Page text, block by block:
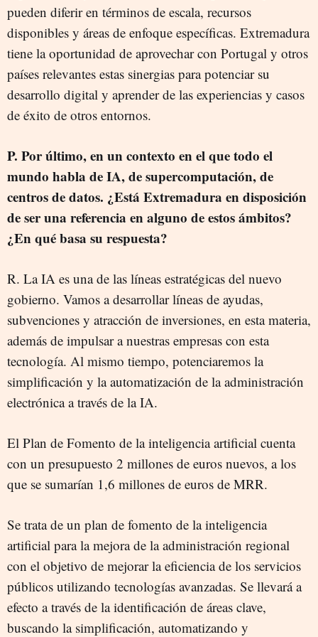
pueden diferir en términos de escala, recursos
disponibles y áreas de enfoque específicas. Extremadura
tiene la oportunidad de aprovechar con Portugal y otros
países relevantes estas sinergias para potenciar su
desarrollo digital y aprender de las experiencias y casos
de éxito de otros entornos.
P. Por último, en un contexto en el que todo el
mundo habla de IA, de supercomputación, de
centros de datos. ¿Está Extremadura en disposición
de ser una referencia en alguno de estos ámbitos?
¿En qué basa su respuesta?
R. La IA es una de las líneas estratégicas del nuevo
gobierno. Vamos a desarrollar líneas de ayudas,
subvenciones y atracción de inversiones, en esta materia,
además de impulsar a nuestras empresas con esta
tecnología. Al mismo tiempo, potenciaremos la
simplificación y la automatización de la administración
electrónica a través de la IA.
El Plan de Fomento de la inteligencia artificial cuenta
con un presupuesto 2 millones de euros nuevos, a los
que se sumarían 1,6 millones de euros de MRR.
Se trata de un plan de fomento de la inteligencia
artificial para la mejora de la administración regional
con el objetivo de mejorar la eficiencia de los servicios
públicos utilizando tecnologías avanzadas. Se llevará a
efecto a través de la identificación de áreas clave,
buscando la simplificación, automatizando y